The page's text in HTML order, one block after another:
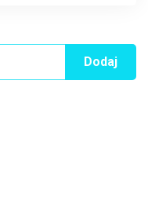
Dodaj